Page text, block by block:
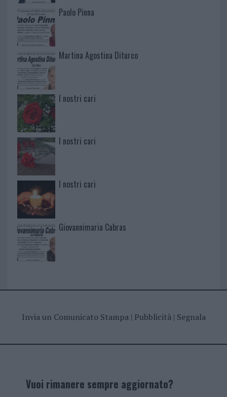
Paolo Pinna
Martina Agostina Diturco
I nostri cari
I nostri cari
I nostri cari
Giovannimaria Cabras
Invia un Comunicato Stampa| Pubblicità| Segnala
Vuoi rimanere sempre aggiornato?